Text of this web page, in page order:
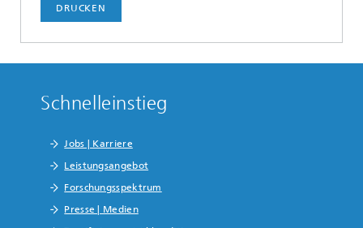
DRUCKEN
Schnelleinstieg
Jobs | Karriere
Leistungsangebot
Forschungsspektrum
Presse | Medien